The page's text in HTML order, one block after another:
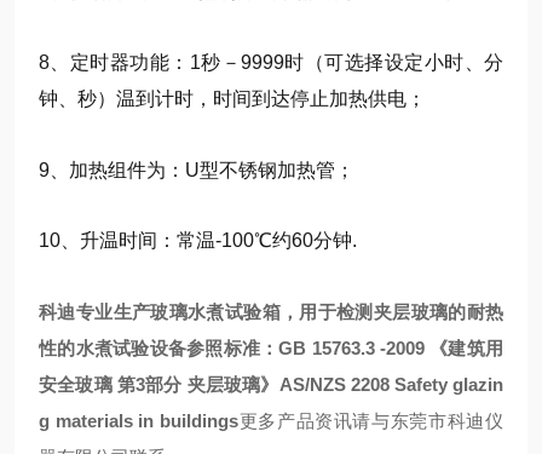
8、定时器功能：1秒－9999时（可选择设定小时、分
钟、秒）温到计时，时间到达停止加热供电；
9、加热组件为：U型不锈钢加热管；
10、升温时间：常温-100℃约60分钟.
科迪专业生产玻璃水煮试验箱， 用于检测夹层玻璃的耐热
性的水煮试验设备参照标准：GB 15763.3 -2009 《建筑用
安全玻璃 第3部分 夹层玻璃》AS/NZS 2208 Safety glazin
g materials in buildings更多产品资讯请与东莞市科迪仪